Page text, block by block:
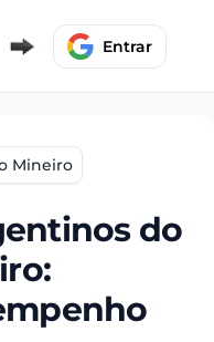
Entrar
Mineiro
do